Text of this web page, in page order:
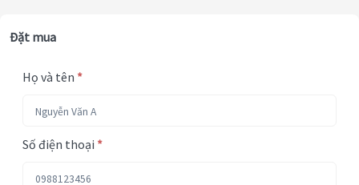
Đặt mua
Họ và tên *
Số điện thoại *